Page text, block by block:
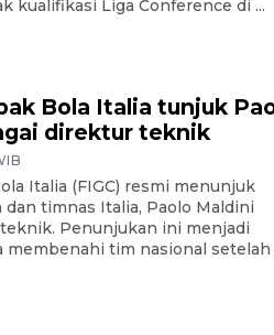
kualifikasi Liga Conference di ...
Bola Italia tunjuk
direktur teknik
Italia (FIGC) resmi menunjuk
dan timnas Italia, Paolo Maldini
Penunjukan ini menjadi
membenahi tim nasional setelah